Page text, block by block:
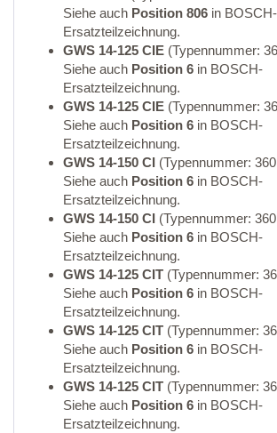
Siehe auch Position 806 in BOSCH-
Ersatzteilzeichnung.
GWS 14-125 CIE (Typennummer:
Siehe auch Position 6 in BOSCH-
Ersatzteilzeichnung.
GWS 14-125 CIE (Typennummer:
Siehe auch Position 6 in BOSCH-
Ersatzteilzeichnung.
GWS 14-150 CI (Typennummer:
Siehe auch Position 6 in BOSCH-
Ersatzteilzeichnung.
GWS 14-150 CI (Typennummer:
Siehe auch Position 6 in BOSCH-
Ersatzteilzeichnung.
GWS 14-125 CIT (Typennummer:
Siehe auch Position 6 in BOSCH-
Ersatzteilzeichnung.
GWS 14-125 CIT (Typennummer:
Siehe auch Position 6 in BOSCH-
Ersatzteilzeichnung.
GWS 14-125 CIT (Typennummer:
Siehe auch Position 6 in BOSCH-
Ersatzteilzeichnung.